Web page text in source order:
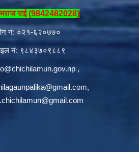
राई (9842482028)
नं: ०२१-६२०७७०
नं: ९८४३७०९८८९
,
,